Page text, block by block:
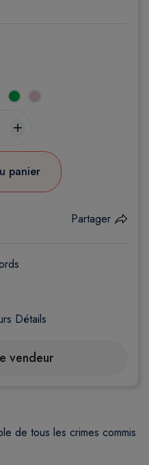
Irish
add
panier
Partager
Détails
vendeur
de tous les crimes commis